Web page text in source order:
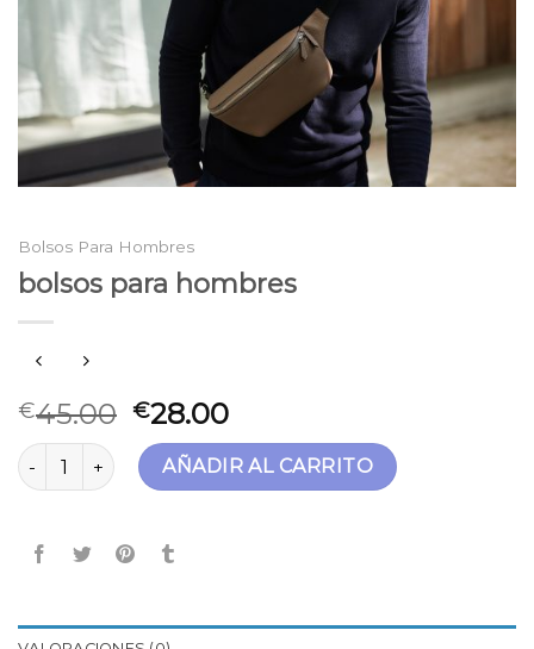
Bolsos Para Hombres
bolsos para hombres
€45.00 €28.00
bolsos para hombres cantidad
AÑADIR AL CARRITO